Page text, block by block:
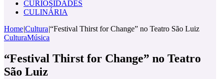
CURIOSIDADES
CULINÁRIA
Home|Cultura|“Festival Thirst for Change” no Teatro São Luiz
CulturaMúsica
“Festival Thirst for Change” no Teatro
São Luiz